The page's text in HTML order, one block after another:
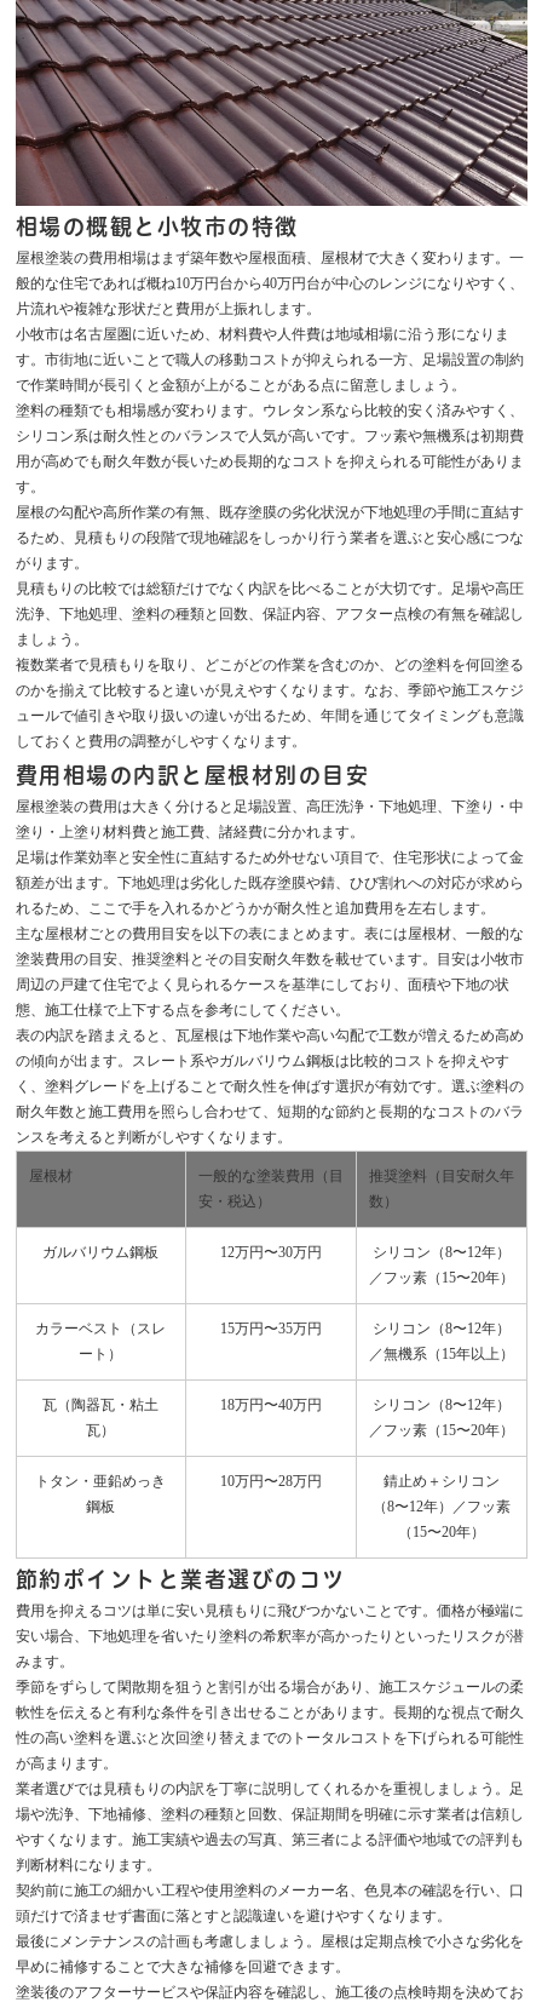
相場の概観と小牧市の特徴
屋根塗装の費用相場はまず築年数や屋根面積、屋根材で大きく変わります。一
般的な住宅であれば概ね10万円台から40万円台が中心のレンジになりやすく、
片流れや複雑な形状だと費用が上振れします。
小牧市は名古屋圏に近いため、材料費や人件費は地域相場に沿う形になりま
す。市街地に近いことで職人の移動コストが抑えられる一方、足場設置の制約
で作業時間が長引くと金額が上がることがある点に留意しましょう。
塗料の種類でも相場感が変わります。ウレタン系なら比較的安く済みやすく、
シリコン系は耐久性とのバランスで人気が高いです。フッ素や無機系は初期費
用が高めでも耐久年数が長いため長期的なコストを抑えられる可能性がありま
す。
屋根の勾配や高所作業の有無、既存塗膜の劣化状況が下地処理の手間に直結す
るため、見積もりの段階で現地確認をしっかり行う業者を選ぶと安心感につな
がります。
見積もりの比較では総額だけでなく内訳を比べることが大切です。足場や高圧
洗浄、下地処理、塗料の種類と回数、保証内容、アフター点検の有無を確認し
ましょう。
複数業者で見積もりを取り、どこがどの作業を含むのか、どの塗料を何回塗る
のかを揃えて比較すると違いが見えやすくなります。なお、季節や施工スケジ
ュールで値引きや取り扱いの違いが出るため、年間を通じてタイミングも意識
しておくと費用の調整がしやすくなります。
費用相場の内訳と屋根材別の目安
屋根塗装の費用は大きく分けると足場設置、高圧洗浄・下地処理、下塗り・中
塗り・上塗り材料費と施工費、諸経費に分かれます。
足場は作業効率と安全性に直結するため外せない項目で、住宅形状によって金
額差が出ます。下地処理は劣化した既存塗膜や錆、ひび割れへの対応が求めら
れるため、ここで手を入れるかどうかが耐久性と追加費用を左右します。
主な屋根材ごとの費用目安を以下の表にまとめます。表には屋根材、一般的な
塗装費用の目安、推奨塗料とその目安耐久年数を載せています。目安は小牧市
周辺の戸建て住宅でよく見られるケースを基準にしており、面積や下地の状
態、施工仕様で上下する点を参考にしてください。
表の内訳を踏まえると、瓦屋根は下地作業や高い勾配で工数が増えるため高め
の傾向が出ます。スレート系やガルバリウム鋼板は比較的コストを抑えやす
く、塗料グレードを上げることで耐久性を伸ばす選択が有効です。選ぶ塗料の
耐久年数と施工費用を照らし合わせて、短期的な節約と長期的なコストのバラ
ンスを考えると判断がしやすくなります。
屋根材
一般的な塗装費用（目
安・税込）
推奨塗料（目安耐久年
数）
ガルバリウム鋼板 12万円〜30万円
シリコン（8〜12年）
／フッ素（15〜20年）
カラーベスト（スレ
ート）
15万円〜35万円
シリコン（8〜12年）
／無機系（15年以上）
瓦（陶器瓦・粘土
瓦）
18万円〜40万円
シリコン（8〜12年）
／フッ素（15〜20年）
トタン・亜鉛めっき
鋼板
10万円〜28万円
錆止め＋シリコン
（8〜12年）／フッ素
（15〜20年）
節約ポイントと業者選びのコツ
費用を抑えるコツは単に安い見積もりに飛びつかないことです。価格が極端に
安い場合、下地処理を省いたり塗料の希釈率が高かったりといったリスクが潜
みます。
季節をずらして閑散期を狙うと割引が出る場合があり、施工スケジュールの柔
軟性を伝えると有利な条件を引き出せることがあります。長期的な視点で耐久
性の高い塗料を選ぶと次回塗り替えまでのトータルコストを下げられる可能性
が高まります。
業者選びでは見積もりの内訳を丁寧に説明してくれるかを重視しましょう。足
場や洗浄、下地補修、塗料の種類と回数、保証期間を明確に示す業者は信頼し
やすくなります。施工実績や過去の写真、第三者による評価や地域での評判も
判断材料になります。
契約前に施工の細かい工程や使用塗料のメーカー名、色見本の確認を行い、口
頭だけで済ませず書面に落とすと認識違いを避けやすくなります。
最後にメンテナンスの計画も考慮しましょう。屋根は定期点検で小さな劣化を
早めに補修することで大きな補修を回避できます。
塗装後のアフターサービスや保証内容を確認し、施工後の点検時期を決めてお